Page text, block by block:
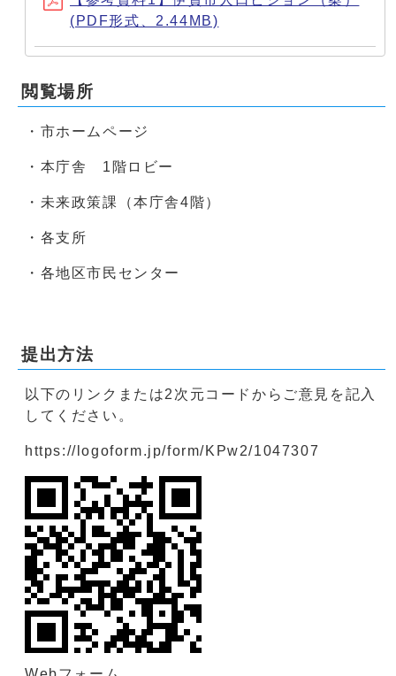
(PDF形式、2.44MB)
閲覧場所
・市ホームページ
・本庁舎 1階ロビー
・未来政策課（本庁舎4階）
・各支所
・各地区市民センター
提出方法
以下のリンクまたは2次元コードからご意見を記入
してください。
https://logoform.jp/form/KPw2/1047307